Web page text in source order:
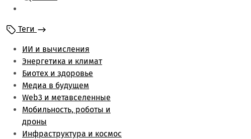
Энергетика и климат
Лайфстаил
Биотех и здоровье
Финансы и логистика
Метаверс и web3
Инфраструктура и
космос
Будущее медиа
Обзоры
Теги
ИИ и вычисления
Энергетика и климат
Биотех и здоровье
Медиа в будущем
Web3 и метавселенные
Мобильность, роботы и
дроны
Инфраструктура и космос